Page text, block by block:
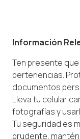
Información
Ten presente
pertenencias.
documentos
Lleva tu celular
fotografías y
Tu seguridad es
prudente,